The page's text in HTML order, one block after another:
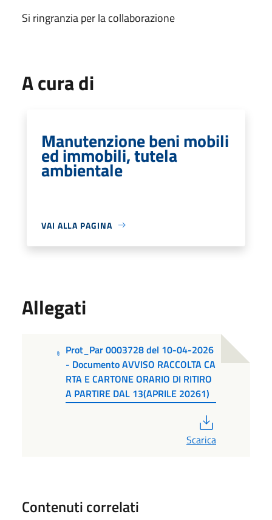
Si ringranzia per la collaborazione
A cura di
Manutenzione beni mobili
ed immobili, tutela
ambientale
VAI ALLA PAGINA
Allegati
Prot_Par 0003728 del 10-04-2026
- Documento AVVISO RACCOLTA CA
RTA E CARTONE ORARIO DI RITIRO
A PARTIRE DAL 13(APRILE 20261)
Scarica
Contenuti correlati